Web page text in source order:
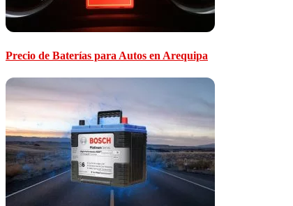
Precio de Baterías para Autos en Arequipa